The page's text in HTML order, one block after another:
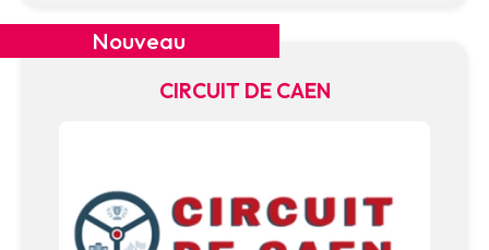
CIRCUIT DE CAEN
Nouveau